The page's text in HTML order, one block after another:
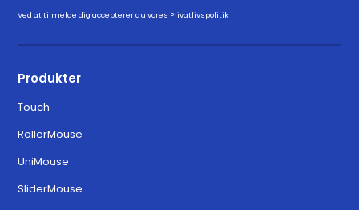
Ved at tilmelde dig accepterer du vores Privatlivspolitik
Produkter
Touch
RollerMouse
UniMouse
SliderMouse